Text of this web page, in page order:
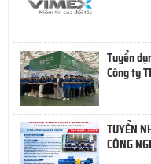
Tuyển
Công ty
TUYỂN
CÔNG